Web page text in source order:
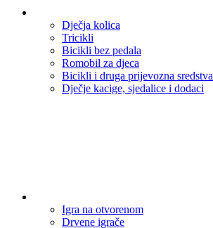
Dječja kolica
Tricikli
Bicikli bez pedala
Romobil za djeca
Bicikli i druga prijevozna sredstva
Dječje kacige, sjedalice i dodaci
Igra na otvorenom
Drvene igrače